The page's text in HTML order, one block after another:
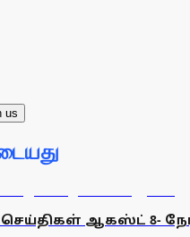
us
ஆகஸ்ட் 8-